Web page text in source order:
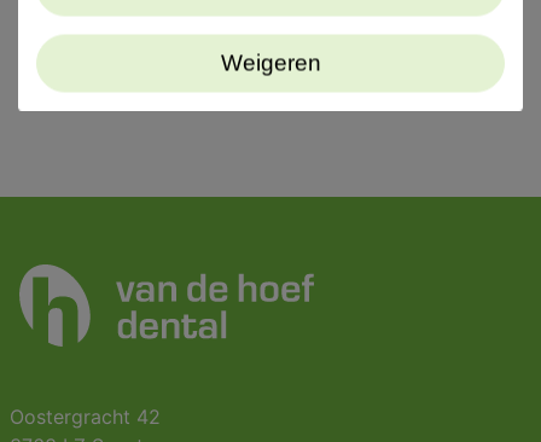
Oostergracht 42
Weigeren